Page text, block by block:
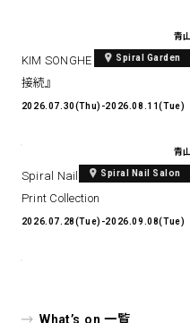
青
Spiral Garden
KIM SONGHE EXHIBITION 『愛と
接続』
2026.07.30(Thu)-2026.08.11(Tue)
青
Spiral Nail Salon
Spiral Nail Salon Art #14 Spiral
Print Collection
2026.07.28(Tue)-2026.09.08(Tue)
What’s on 一覧